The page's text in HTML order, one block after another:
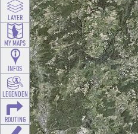
LAYER
MY MAPS
INFOS
LEGENDEN
ROUTING